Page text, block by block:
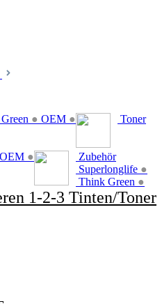
● OEM ● Toner
OEM ●
Zubehör
Superlonglife ●
Think Green ●
1-2-3 Tinten/Toner